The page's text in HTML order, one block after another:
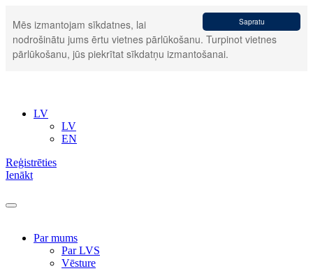
Sapratu
Mēs izmantojam sīkdatnes, lai
nodrošinātu jums ērtu vietnes pārlūkošanu. Turpinot vietnes
pārlūkošanu, jūs piekrītat sīkdatņu izmantošanai.
LV
LV
EN
Reģistrēties
Ienākt
Par mums
Par LVS
Vēsture